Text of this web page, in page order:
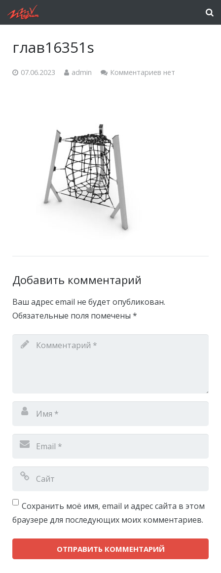
глав16351s
07.06.2023 admin Комментариев нет
Добавить комментарий
Ваш адрес email не будет опубликован.
Обязательные поля помечены *
Сохранить моё имя, email и адрес сайта в этом
браузере для последующих моих комментариев.